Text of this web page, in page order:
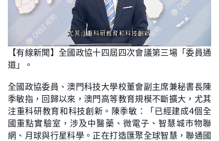
n
m
o
a
d
3
2
%
【有線新聞】全國政協十四屆四次會議第三場「委員通
道」。
全國政協委員、澳門科技大學校董會副主席兼秘書長陳
季敏指，回歸以來，澳門高等教育規模不斷擴大，尤其
注重科研教育和科技創新。陳季敏：「已經建成4個全
國重點實驗室，涉及中醫藥、微電子、智慧城市物聯
網、月球與行星科學。正在打造匯聚全球智慧，聯通國